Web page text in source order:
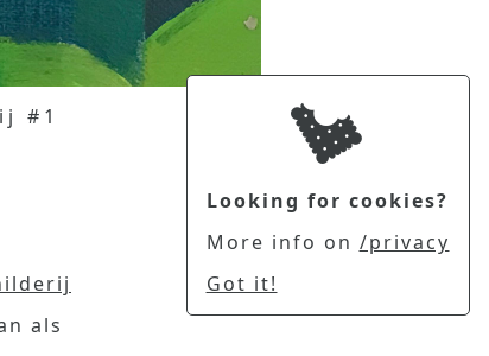
#1
als
Looking for cookies?
More info on /privacy
Got it!